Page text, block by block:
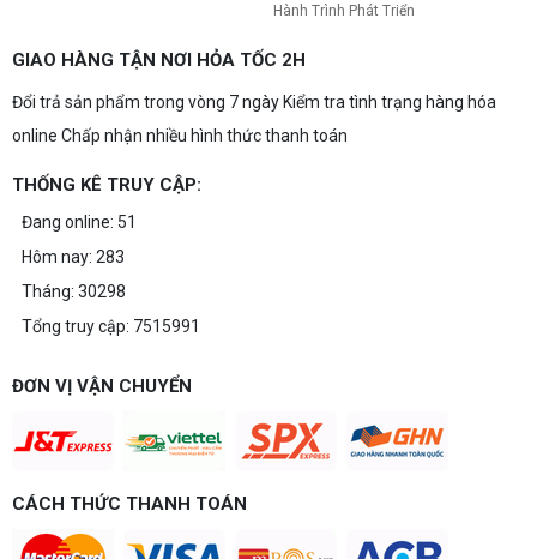
Hành Trình Phát Triển
GIAO HÀNG TẬN NƠI HỎA TỐC 2H
Đổi trả sản phẩm trong vòng 7 ngày Kiểm tra tình trạng hàng hóa
online Chấp nhận nhiều hình thức thanh toán
THỐNG KÊ TRUY CẬP:
Đang online: 51
Hôm nay: 283
Tháng: 30298
Tổng truy cập: 7515991
ĐƠN VỊ VẬN CHUYỂN
CÁCH THỨC THANH TOÁN